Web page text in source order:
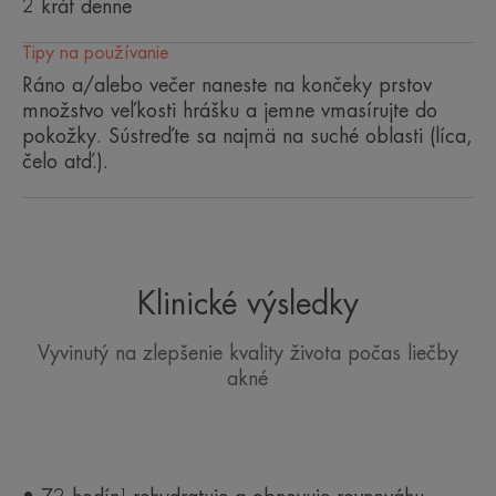
Aplikujte dvakrát denne, ráno a večer, na tvár, ktorú
ste predtým očistili upokojujúcim čistiacim krémom
Cleanance Hydra.
Možno používať počas medikamentóznej liečby aj
akné a vysušenú liečbou.
2 krát denne
Tipy na používanie
Ráno a/alebo večer naneste na končeky prstov
množstvo veľkosti hrášku a jemne vmasírujte do
pokožky. Sústreďte sa najmä na suché oblasti (líca,
čelo atď.).
Klinické výsledky
Vyvinutý na zlepšenie kvality života počas liečby
akné